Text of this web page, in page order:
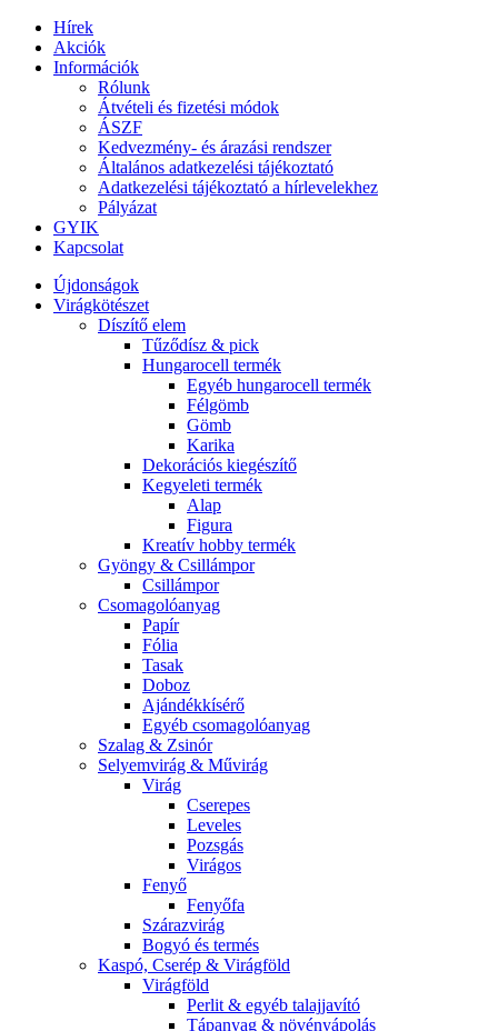
Hírek
Akciók
Információk
Rólunk
Átvételi és fizetési módok
ÁSZF
Kedvezmény- és árazási rendszer
Általános adatkezelési tájékoztató
Adatkezelési tájékoztató a hírlevelekhez
Pályázat
GYIK
Kapcsolat
Újdonságok
Virágkötészet
Díszítő elem
Tűződísz & pick
Hungarocell termék
Egyéb hungarocell termék
Félgömb
Gömb
Karika
Dekorációs kiegészítő
Kegyeleti termék
Alap
Figura
Kreatív hobby termék
Gyöngy & Csillámpor
Csillámpor
Csomagolóanyag
Papír
Fólia
Tasak
Doboz
Ajándékkísérő
Egyéb csomagolóanyag
Szalag & Zsinór
Selyemvirág & Művirág
Virág
Cserepes
Leveles
Pozsgás
Virágos
Fenyő
Fenyőfa
Szárazvirág
Bogyó és termés
Kaspó, Cserép & Virágföld
Virágföld
Perlit & egyéb talajjavító
Tápanyag & növényápolás